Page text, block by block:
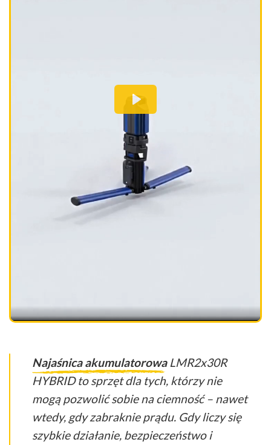
Najaśnica akumulatorowaLMR2x30R
HYBRID to sprzęt dla tych, którzy nie
mogą pozwolić sobie na ciemność – nawet
wtedy, gdy zabraknie prądu. Gdy liczy się
szybkie działanie, bezpieczeństwo i